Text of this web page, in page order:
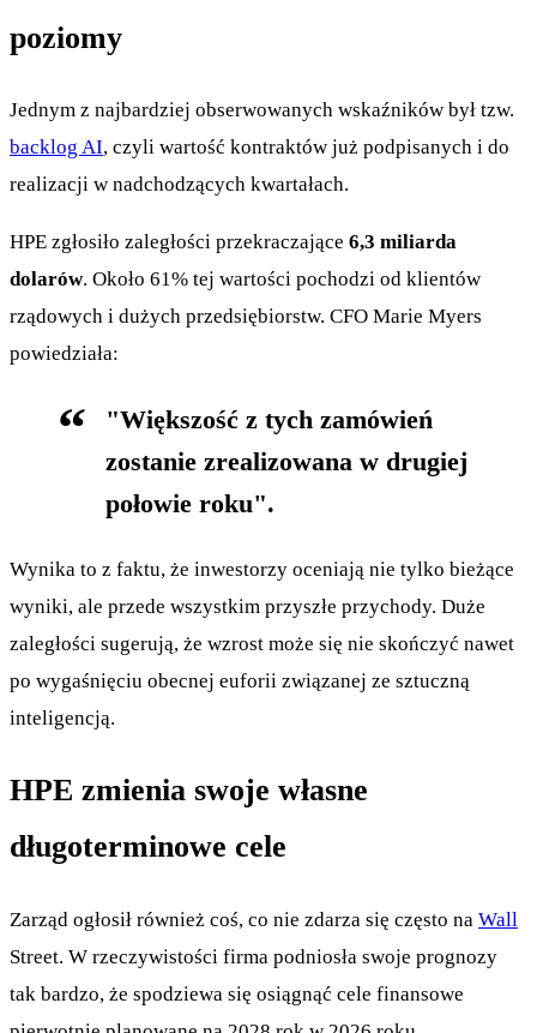
poziomy
Jednym z najbardziej obserwowanych wskaźników był tzw.
backlog AI, czyli wartość kontraktów już podpisanych i do
realizacji w nadchodzących kwartałach.
HPE zgłosiło zaległości przekraczające 6,3 miliarda
dolarów. Około 61% tej wartości pochodzi od klientów
rządowych i dużych przedsiębiorstw. CFO Marie Myers
powiedziała:
"Większość z tych zamówień
zostanie zrealizowana w drugiej
połowie roku".
Wynika to z faktu, że inwestorzy oceniają nie tylko bieżące
wyniki, ale przede wszystkim przyszłe przychody. Duże
zaległości sugerują, że wzrost może się nie skończyć nawet
po wygaśnięciu obecnej euforii związanej ze sztuczną
inteligencją.
HPE zmienia swoje własne
długoterminowe cele
Zarząd ogłosił również coś, co nie zdarza się często na Wall
Street. W rzeczywistości firma podniosła swoje prognozy
tak bardzo, że spodziewa się osiągnąć cele finansowe